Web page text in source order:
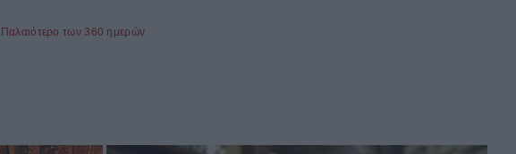
Παλαιότερο των 360 ημερών